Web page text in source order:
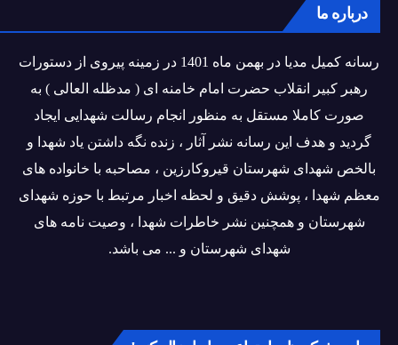
درباره ما
رسانه کمیل مدیا در بهمن ماه 1401 در زمینه پیروی از دستورات
رهبر کبیر انقلاب حضرت امام خامنه ای ( مدظله العالی ) به
صورت کاملا مستقل به منظور انجام رسالت شهدایی ایجاد
گردید و هدف این رسانه نشر آثار ، زنده نگه داشتن یاد شهدا و
بالخص شهدای شهرستان قیروکارزین ، مصاحبه با خانواده های
معظم شهدا ، پوشش دقیق و لحظه اخبار مرتبط با حوزه شهدای
شهرستان و همچنین نشر خاطرات شهدا ، وصیت نامه های
شهدای شهرستان و ... می باشد.